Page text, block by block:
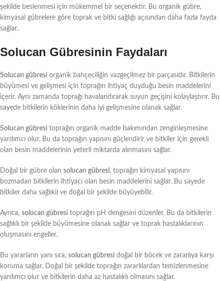
şekilde beslenmesi için mükemmel bir seçenektir. Bu organik gübre,
kimyasal gübrelere göre toprak ve bitki sağlığı açısından daha fazla fayda
sağlar.
Solucan Gübresinin Faydaları
Solucan gübresi organik bahçeciliğin vazgeçilmez bir parçasıdır. Bitkilerin
büyümesi ve gelişmesi için toprağın ihtiyaç duyduğu besin maddelerini
içerir. Aynı zamanda toprağı havalandırarak suyun geçişini kolaylaştırır. Bu
sayede bitkilerin köklerinin daha iyi gelişmesine olanak sağlar.
Solucan gübresi toprağın organik madde bakımından zenginleşmesine
yardımcı olur. Bu da toprağın yapısını güçlendirir ve bitkiler için gerekli
olan besin maddelerinin yeterli miktarda alınmasını sağlar.
Doğal bir gübre olan solucan gübresi, toprağın kimyasal yapısını
bozmadan bitkilerin ihtiyacı olan besin maddelerini sağlar. Bu sayede
bitkiler daha sağlıklı ve doğal bir şekilde büyüyebilir.
Ayrıca, solucan gübresi toprağın pH dengesini düzenler. Bu da bitkilerin
sağlıklı bir şekilde büyümesine olanak sağlar ve toprak hastalıklarının
oluşmasını engeller.
Bu yararların yanı sıra, solucan gübresi doğal bir böcek ve zararlıya karşı
koruma sağlar. Doğal bir şekilde toprağın zararlılardan temizlenmesine
yardımcı olur ve bitkilerin daha az hastalıklı olmasını sağlar.